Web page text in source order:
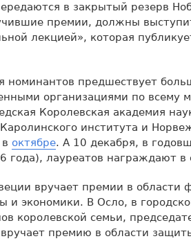
в закрытый резерв
премии, должны
лекцией», которая
номинантов предшествует
организациями по всему
Королевская академия
института и
октябре. А 10 декабря, в
года), лауреатов награждают в
вручает премии в области
и экономики. В Осло, в
королевской семьи,
вручает премию в области